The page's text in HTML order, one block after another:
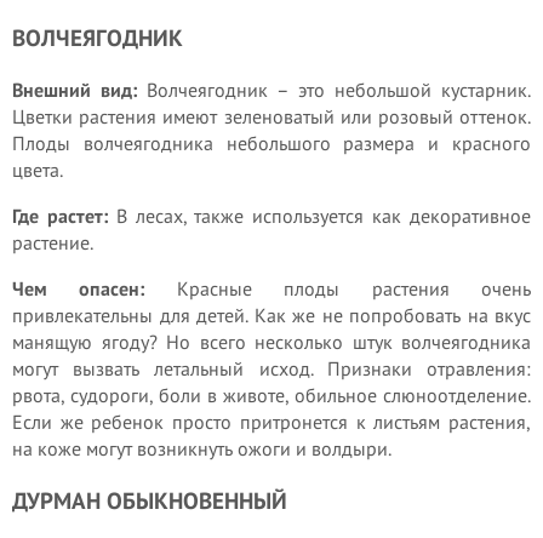
ВОЛЧЕЯГОДНИК
Внешний вид: Волчеягодник – это небольшой кустарник.
Цветки растения имеют зеленоватый или розовый оттенок.
Плоды волчеягодника небольшого размера и красного
цвета.
Где растет:В лесах, также используется как декоративное
растение.
Чем опасен: Красные плоды растения очень
привлекательны для детей. Как же не попробовать на вкус
манящую ягоду? Но всего несколько штук волчеягодника
могут вызвать летальный исход. Признаки отравления:
рвота, судороги, боли в животе, обильное слюноотделение.
Если же ребенок просто притронется к листьям растения,
на коже могут возникнуть ожоги и волдыри.
ДУРМАН ОБЫКНОВЕННЫЙ